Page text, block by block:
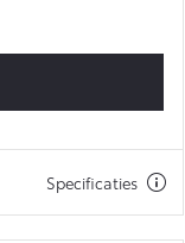
Specificaties